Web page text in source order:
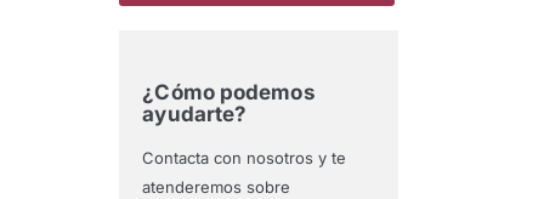
¿Cómo podemos
ayudarte?
Contacta con nosotros y te
atenderemos sobre